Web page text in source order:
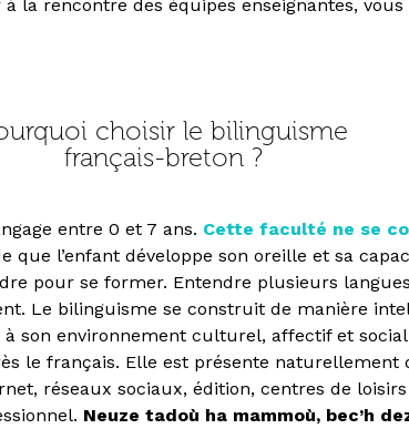
la rencontre des équipes enseignantes,
choisir le bilinguisme
français-breton ?
entre 0 et 7 ans. Cette faculté ne se
que l’enfant développe son oreille et sa
pour se former. Entendre plusieurs
Le bilinguisme se construit de manière
son environnement culturel, affectif et
le français. Elle est présente naturellement
réseaux sociaux, édition, centres de
Neuze tadoù ha mammoù, bec’h